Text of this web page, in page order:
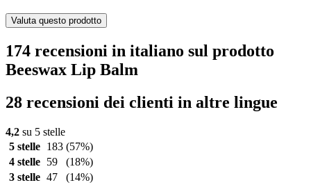
Valuta questo prodotto
174 recensioni in italiano sul prodotto
Beeswax Lip Balm
28 recensioni dei clienti in altre lingue
4,2 su 5 stelle
5 stelle
183 (57%)
4 stelle
59
(18%)
3 stelle 47
(14%)